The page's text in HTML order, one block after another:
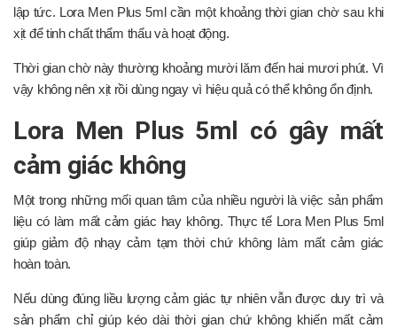
lập tức. Lora Men Plus 5ml cần một khoảng thời gian chờ sau khi
xịt để tinh chất thẩm thấu và hoạt động.
Thời gian chờ này thường khoảng mười lăm đến hai mươi phút. Vì
vậy không nên xịt rồi dùng ngay vì hiệu quả có thể không ổn định.
Lora Men Plus 5ml có gây mất
cảm giác không
Một trong những mối quan tâm của nhiều người là việc sản phẩm
liệu có làm mất cảm giác hay không. Thực tế Lora Men Plus 5ml
giúp giảm độ nhạy cảm tạm thời chứ không làm mất cảm giác
hoàn toàn.
Nếu dùng đúng liều lượng cảm giác tự nhiên vẫn được duy trì và
sản phẩm chỉ giúp kéo dài thời gian chứ không khiến mất cảm